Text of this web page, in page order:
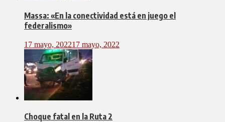
Massa: «En la conectividad está en juego el
federalismo»
17 mayo, 202217 mayo, 2022
Choque fatal en la Ruta 2